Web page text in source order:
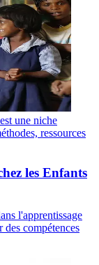
une niche
ressources
les Enfants
l'apprentissage
compétences